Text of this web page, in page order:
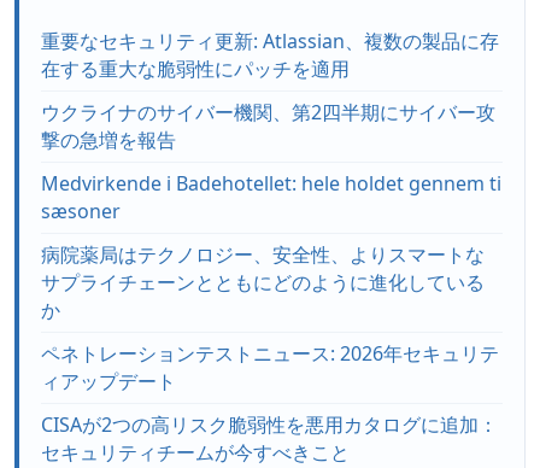
重要なセキュリティ更新: Atlassian、複数の製品に存
在する重大な脆弱性にパッチを適用
ウクライナのサイバー機関、第2四半期にサイバー攻
撃の急増を報告
Medvirkende i Badehotellet: hele holdet gennem ti
sæsoner
病院薬局はテクノロジー、安全性、よりスマートな
サプライチェーンとともにどのように進化している
か
ペネトレーションテストニュース: 2026年セキュリテ
ィアップデート
CISAが2つの高リスク脆弱性を悪用カタログに追加：
セキュリティチームが今すべきこと